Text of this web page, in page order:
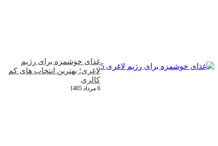
غذای خوشمزه برای رژیم
لاغری؛ بهترین انتخاب‌ های کم‌
کالری
6 مرداد 1405